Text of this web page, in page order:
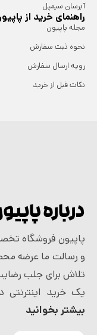
آبرسان سیمپل
راهنمای خرید از
مجله پاپیون
نحوه ثبت سفارش
رویه ارسال سفارش
نکات قبل از خرید
درباره
پاپیون فروشگاه
و رسالت ما عرضه
تلاش برای جلب
یک خرید
بیشتر بخوانید